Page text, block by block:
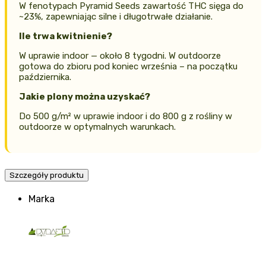
W fenotypach Pyramid Seeds zawartość THC sięga do
~23%, zapewniając silne i długotrwałe działanie.
Ile trwa kwitnienie?
W uprawie indoor — około 8 tygodni. W outdoorze
gotowa do zbioru pod koniec września – na początku
października.
Jakie plony można uzyskać?
Do 500 g/m² w uprawie indoor i do 800 g z rośliny w
outdoorze w optymalnych warunkach.
Szczegóły produktu
Marka